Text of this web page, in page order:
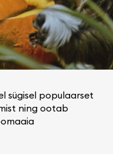
sügisel populaarset
ning ootab